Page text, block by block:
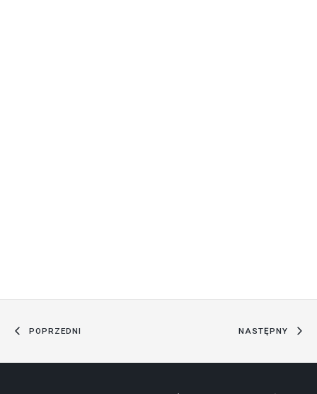
POPRZEDNI NASTĘPNY